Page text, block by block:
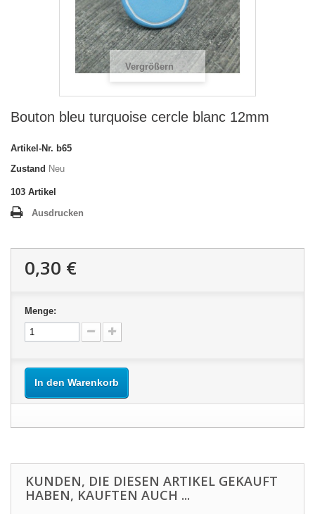
Vergrößern
Bouton bleu turquoise cercle blanc 12mm
Artikel-Nr. b65
Zustand Neu
103 Artikel
Ausdrucken
0,30 €
Menge:
In den Warenkorb
KUNDEN, DIE DIESEN ARTIKEL GEKAUFT
HABEN, KAUFTEN AUCH ...